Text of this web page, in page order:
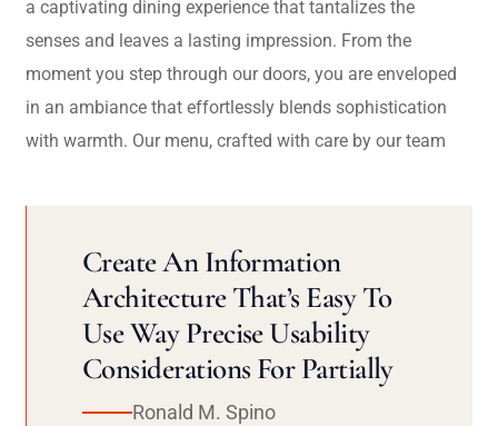
a captivating dining experience that tantalizes the
senses and leaves a lasting impression. From the
moment you step through our doors, you are enveloped
in an ambiance that effortlessly blends sophistication
with warmth. Our menu, crafted with care by our team
Create An Information
Architecture That’s Easy To
Use Way Precise Usability
Considerations For Partially
Ronald M. Spino